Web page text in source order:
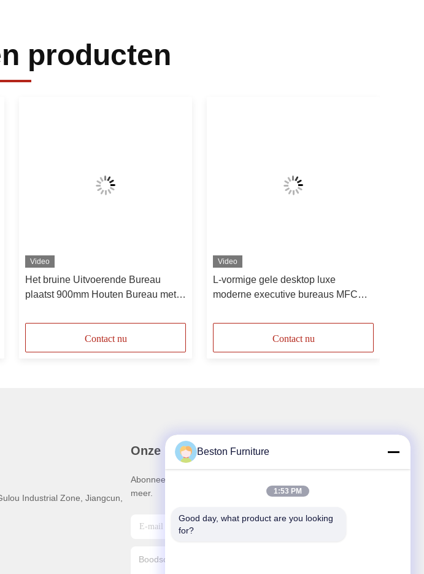
producten
Video
Het bruine Uitvoerende Bureau
plaatst 900mm Houten Bureau met
Contact nu
Video
L-vormige gele desktop luxe
moderne executive bureaus MFC
Contact nu
Industrial Zone, Jiangcun,
Onze Nieuwsbrief
Abonneer u op onze nieuwsbrief voor kortingen en
meer.
Beston Furniture
1:53 PM
Good day, what product are you looking
for?